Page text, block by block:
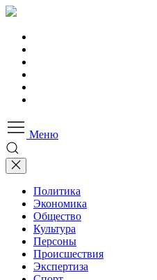
Меню
Политика
Экономика
Общество
Культура
Персоны
Происшествия
Экспертиза